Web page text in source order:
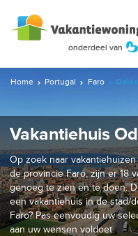
Home Portugal Faro
Vakantiehuis
Op zoek naar
de provincie Faro, zijn er 18
genoeg te zien en te doen.
een vakantiehuis in de stad/
Faro? Pas eenvoudig uw
aan uw wensen voldoet.